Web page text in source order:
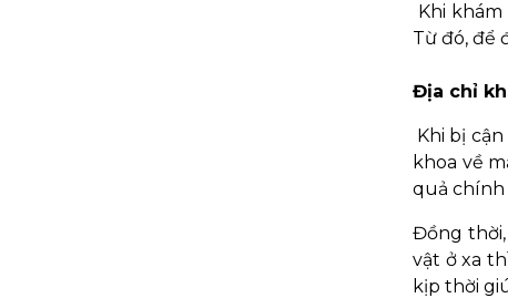
Khi
Từ đó, để
Địa chỉ
Khi bị
khoa về
quả chính
Đồng
vật ở xa
kịp thời